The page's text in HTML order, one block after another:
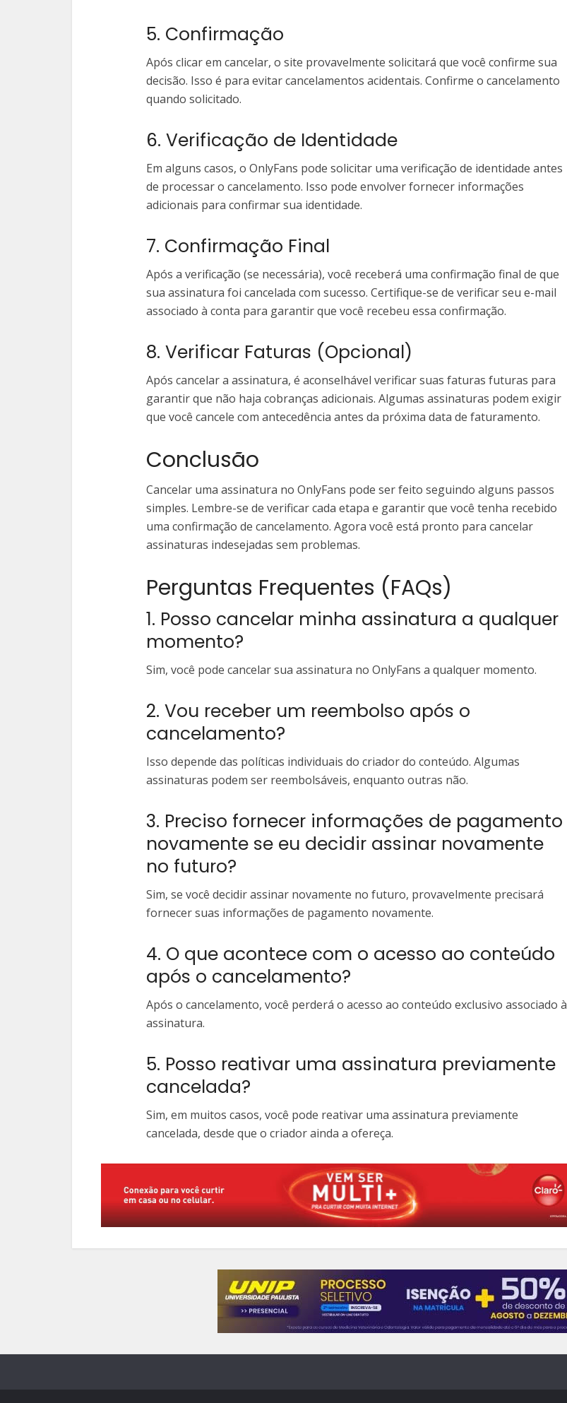
5. Confirmação
Após clicar em cancelar, o site provavelmente solicitará que você confirme sua
decisão. Isso é para evitar cancelamentos acidentais. Confirme o cancelamento
quando solicitado.
6. Verificação de Identidade
Em alguns casos, o OnlyFans pode solicitar uma verificação de identidade antes
de processar o cancelamento. Isso pode envolver fornecer informações
adicionais para confirmar sua identidade.
7. Confirmação Final
Após a verificação (se necessária), você receberá uma confirmação final de que
sua assinatura foi cancelada com sucesso. Certifique-se de verificar seu e-mail
associado à conta para garantir que você recebeu essa confirmação.
8. Verificar Faturas (Opcional)
Após cancelar a assinatura, é aconselhável verificar suas faturas futuras para
garantir que não haja cobranças adicionais. Algumas assinaturas podem exigir
que você cancele com antecedência antes da próxima data de faturamento.
Conclusão
Cancelar uma assinatura no OnlyFans pode ser feito seguindo alguns passos
simples. Lembre-se de verificar cada etapa e garantir que você tenha recebido
uma confirmação de cancelamento. Agora você está pronto para cancelar
assinaturas indesejadas sem problemas.
Perguntas Frequentes (FAQs)
1. Posso cancelar minha assinatura a qualquer
momento?
Sim, você pode cancelar sua assinatura no OnlyFans a qualquer momento.
2. Vou receber um reembolso após o
cancelamento?
Isso depende das políticas individuais do criador do conteúdo. Algumas
assinaturas podem ser reembolsáveis, enquanto outras não.
3. Preciso fornecer informações de pagamento
novamente se eu decidir assinar novamente
no futuro?
Sim, se você decidir assinar novamente no futuro, provavelmente precisará
fornecer suas informações de pagamento novamente.
4. O que acontece com o acesso ao conteúdo
após o cancelamento?
Após o cancelamento, você perderá o acesso ao conteúdo exclusivo associado à
assinatura.
5. Posso reativar uma assinatura previamente
cancelada?
Sim, em muitos casos, você pode reativar uma assinatura previamente
cancelada, desde que o criador ainda a ofereça.